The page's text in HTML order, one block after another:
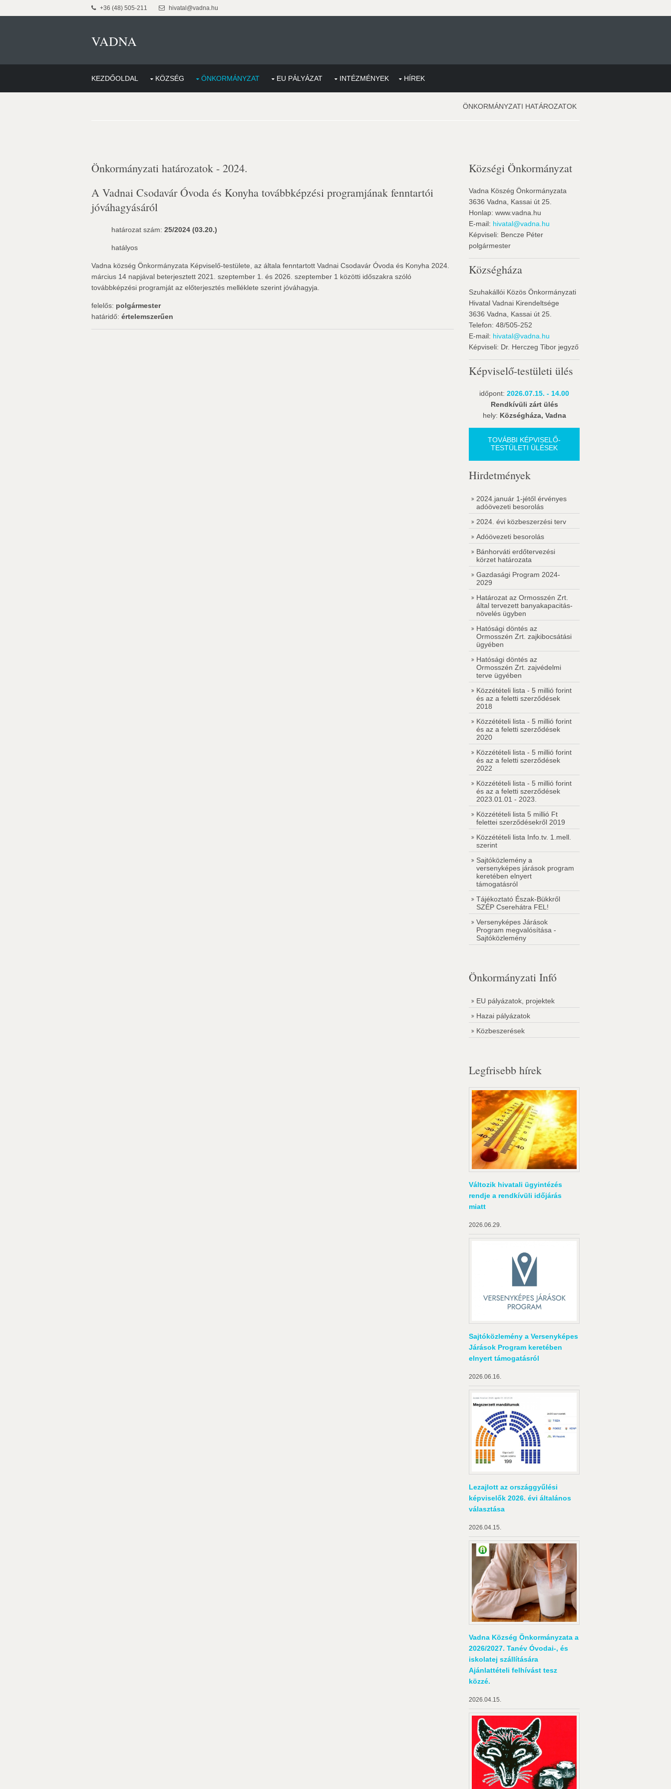
+36 (48) 505-211 hivatal@vadna.hu
VADNA
KEZDŐOLDAL KÖZSÉG ÖNKORMÁNYZAT EU PÁLYÁZAT INTÉZMÉNYEK HÍREK
ÖNKORMÁNYZATI HATÁROZATOK
Önkormányzati határozatok - 2024.
A Vadnai Csodavár Óvoda és Konyha továbbképzési programjának fenntartói
jóváhagyásáról
határozat szám: 25/2024 (03.20.)
hatályos
Vadna község Önkormányzata Képviselő-testülete, az általa fenntartott Vadnai Csodavár Óvoda és Konyha 2024.
március 14 napjával beterjesztett 2021. szeptember 1. és 2026. szeptember 1 közötti időszakra szóló
továbbképzési programját az előterjesztés melléklete szerint jóváhagyja.
felelős: polgármester
határidő: értelemszerűen
Községi Önkormányzat
Vadna Köszég Önkormányzata
3636 Vadna, Kassai út 25.
Honlap: www.vadna.hu
E-mail: hivatal@vadna.hu
Képviseli: Bencze Péter
polgármester
Községháza
Szuhakállói Közös Önkormányzati
Hivatal Vadnai Kirendeltsége
3636 Vadna, Kassai út 25.
Telefon: 48/505-252
E-mail: hivatal@vadna.hu
Képviseli: Dr. Herczeg Tibor jegyző
Képviselő-testületi ülés
időpont: 2026.07.15. - 14.00
Rendkívüli zárt ülés
hely: Községháza, Vadna
TOVÁBBI KÉPVISELŐ-
TESTÜLETI ÜLÉSEK
Hirdetmények
2024.január 1-jétől érvényes
adóövezeti besorolás
2024. évi közbeszerzési terv
Adóövezeti besorolás
Bánhorváti erdőtervezési
körzet határozata
Gazdasági Program 2024-
2029
Határozat az Ormosszén Zrt.
által tervezett banyakapacitás-
növelés ügyben
Hatósági döntés az
Ormosszén Zrt. zajkibocsátási
ügyében
Hatósági döntés az
Ormosszén Zrt. zajvédelmi
terve ügyében
Közzétételi lista - 5 millió forint
és az a feletti szerződések
2018
Közzétételi lista - 5 millió forint
és az a feletti szerződések
2020
Közzétételi lista - 5 millió forint
és az a feletti szerződések
2022
Közzétételi lista - 5 millió forint
és az a feletti szerződések
2023.01.01 - 2023.
Közzétételi lista 5 millió Ft
felettei szerződésekről 2019
Közzétételi lista Info.tv. 1.mell.
szerint
Sajtóközlemény a
versenyképes járások program
keretében elnyert
támogatásról
Tájékoztató Észak-Bükkről
SZÉP Cserehátra FEL!
Versenyképes Járások
Program megvalósítása -
Sajtóközlemény
Önkormányzati Infó
EU pályázatok, projektek
Hazai pályázatok
Közbeszerések
Legfrisebb hírek
Változik hivatali ügyintézés
rendje a rendkívüli időjárás
miatt
2026.06.29.
Sajtóközlemény a Versenyképes
Járások Program keretében
elnyert támogatásról
2026.06.16.
Lezajlott az országgyűlési
képviselők 2026. évi általános
választása
2026.04.15.
Vadna Község Önkormányzata a
2026/2027. Tanév Óvodai-, és
iskolatej szállítására
Ajánlattételi felhívást tesz
közzé.
2026.04.15.